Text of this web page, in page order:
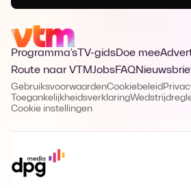
Programma's TV-gidsDoe mee
Route naar VTMJobsFAQ
GebruiksvoorwaardenCookiebeleid
Toegankelijkheidsverklaring
Cookie instellingen